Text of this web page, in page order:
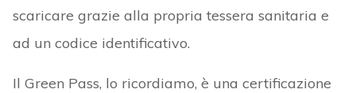
scaricare grazie alla propria tessera sanitaria e
ad un codice identificativo.
Il Green Pass, lo ricordiamo, è una certificazione